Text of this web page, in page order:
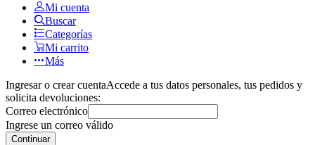
Mi cuenta
Buscar
Categorías
Mi carrito
Más
Ingresar o crear cuentaAccede a tus datos personales, tus pedidos y
solicita devoluciones:
Correo electrónico
Ingrese un correo válido
Continuar